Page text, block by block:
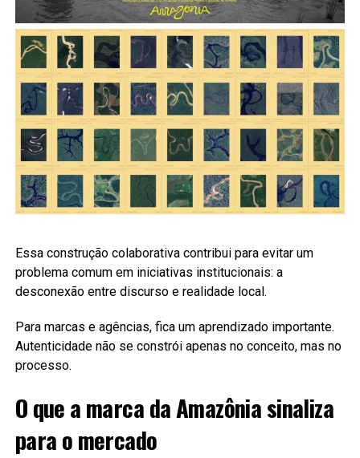
Essa construção colaborativa contribui para evitar um
problema comum em iniciativas institucionais: a
desconexão entre discurso e realidade local.
Para marcas e agências, fica um aprendizado importante.
Autenticidade não se constrói apenas no conceito, mas no
processo.
O que a marca da Amazônia sinaliza
para o mercado